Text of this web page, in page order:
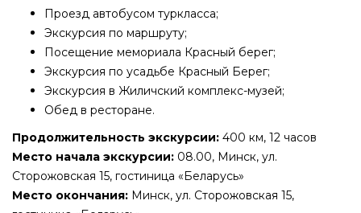
Проезд автобусом туркласса;
Экскурсия по маршруту;
Посещение мемориала Красный берег;
Экскурсия по усадьбе Красный Берег;
Экскурсия в Жиличский комплекс-музей;
Обед в ресторане.
Продолжительность экскурсии: 400 км, 12 часов
Место начала экскурсии: 08.00, Минск, ул.
Сторожовская 15, гостиница «Беларусь»
Место окончания: Минск, ул. Сторожовская 15,